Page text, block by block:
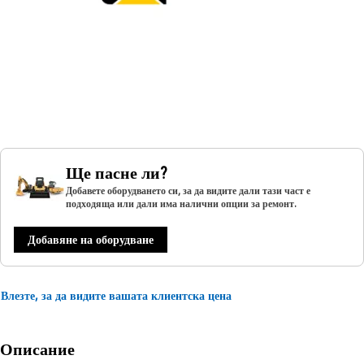
Ще пасне ли?
Добавете оборудването си, за да видите дали тази част е
подходяща или дали има налични опции за ремонт.
Добавяне на оборудване
Влезте, за да видите вашата клиентска цена
Описание